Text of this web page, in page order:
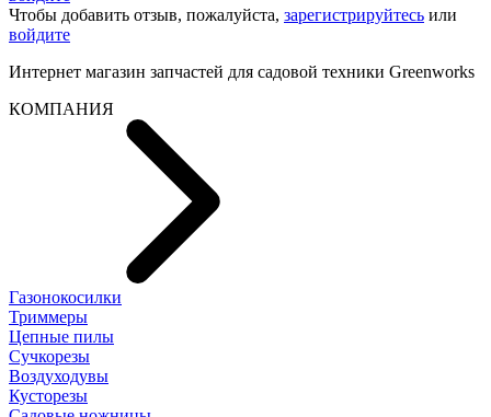
Чтобы добавить отзыв, пожалуйста, зарегистрируйтесь или
войдите
Интернет магазин запчастей для садовой техники Greenworks
КОМПАНИЯ
Газонокосилки
Триммеры
Цепные пилы
Cучкорезы
Воздуходувы
Кусторезы